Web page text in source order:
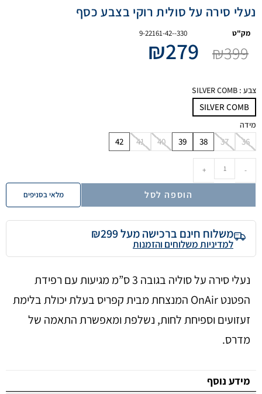
נעלי סירה על סולית רוקי בצבע כסף
מק"ט 9-22161-42--330
₪399
₪279
צבע : SILVER COMB
SILVER COMB
מידה
36
37
38
39
40
41
42
-
+
הוספה לסל מלאי בסניפים
משלוח חינם ברכישה מעל ₪299
למדיניות משלוחים והזמנות
נעלי סירה על סוליה בגובה 3 ס”מ מגיעות עם רפידת
הפטנט OnAir המנצחת מבית קפריס בעלת יכולת בלימת
זעזועים וספיחת לחות, נשלפת ומאפשרת התאמה של
מדרס.
מידע נוסף